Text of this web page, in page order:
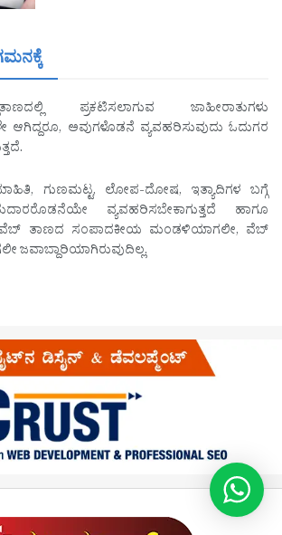
ಪ್ರಕಟಿಸಲಾಗುವ ಜಾಹೀರಾತುಗಳು
ಆಗಿದ್ದರೂ, ಅವುಗಳೊಡನೆ ವ್ಯವಹರಿಸುವುದು ಓದುಗರ
ಮಾಹಿತಿ, ಗುಣಮಟ್ಟ, ಲೋಪ-ದೋಷ, ಇತ್ಯಾದಿಗಳ ಬಗ್ಗೆ
ವ್ಯವಹರಿಸಬೇಕಾಗುತ್ತದೆ ಹಾಗೂ
ತಾಣದ ಸಂಪಾದಕೀಯ ಮಂಡಳಿಯಾಗಲೀ, ವೆಬ್
ಜವಾಬ್ದಾರಿಯಾಗಿರುವುದಿಲ್ಲ.